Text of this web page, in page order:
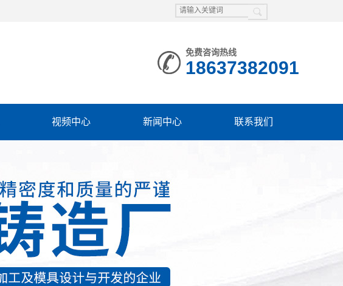
免费咨询热线
18637382091
视频中心 新闻中心 联系我们